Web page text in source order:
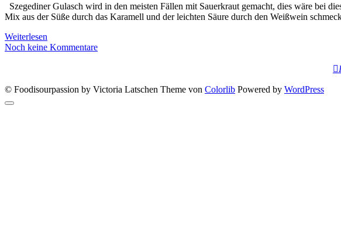
Szegediner Gulasch wird in den meisten Fällen mit Sauerkraut gemacht, dies wäre bei
Mix aus der Süße durch das Karamell und der leichten Säure durch den Weißwein
Weiterlesen
Noch keine Kommentare
© Foodisourpassion by Victoria Latschen Theme von Colorlib Powered by WordPress